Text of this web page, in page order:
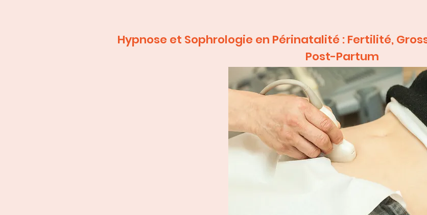
Hypnose et Sophrologie en Périnatalité : Fertilité,
Post-Partum